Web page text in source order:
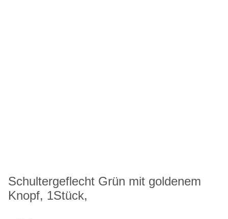
Schultergeflecht Grün mit goldenem
Knopf, 1Stück,